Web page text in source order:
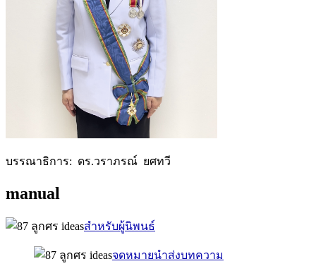
บรรณาธิการ: ดร.วราภรณ์ ยศทวี
manual
สำหรับผู้นิพนธ์
จดหมายนำส่งบทความ